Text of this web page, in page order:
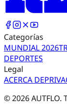
Categorías
MUNDIAL 2026
DEPORTES
Legal
ACERCA DE
©2026